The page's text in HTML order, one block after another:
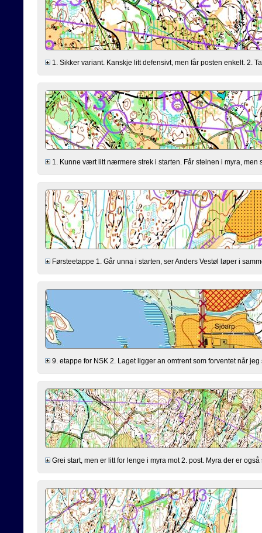
1. Sikker variant. Kanskje litt defensivt, men får posten enkelt. 2.
1. Kunne vært litt nærmere strek i starten. Får steinen i myra,
Førsteetappe 1. Går unna i starten, ser Anders Vestøl løper i
9. etappe for NSK 2. Laget ligger an omtrent som forventet når
Grei start, men er litt for lenge i myra mot 2. post. Myra der er